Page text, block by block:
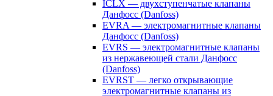
ICLX — двухступенчатые клапаны
Данфосс (Danfoss)
EVRA — электромагнитные клапаны
Данфосс (Danfoss)
EVRS — электромагнитные клапаны
из нержавеющей стали Данфосс
(Danfoss)
EVRST — легко открывающие
электромагнитные клапаны из